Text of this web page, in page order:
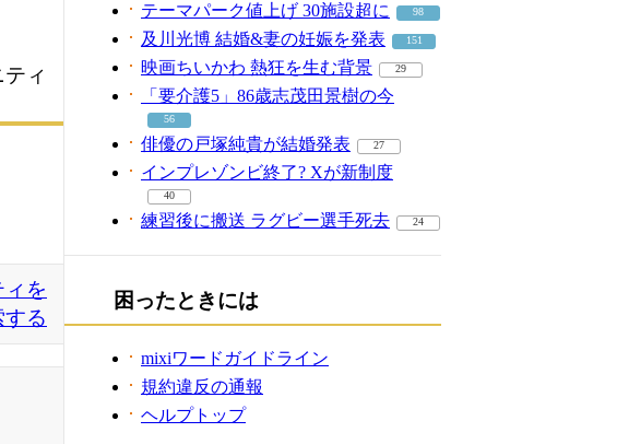
ィ
を
る
テーマパーク値上げ 30施設超に 98
及川光博 結婚&妻の妊娠を発表 151
映画ちいかわ 熱狂を生む背景 29
「要介護5」86歳志茂田景樹の今
56
俳優の戸塚純貴が結婚発表 27
インプレゾンビ終了? Xが新制度
40
練習後に搬送 ラグビー選手死去 24
困ったときには
mixiワードガイドライン
規約違反の通報
ヘルプトップ